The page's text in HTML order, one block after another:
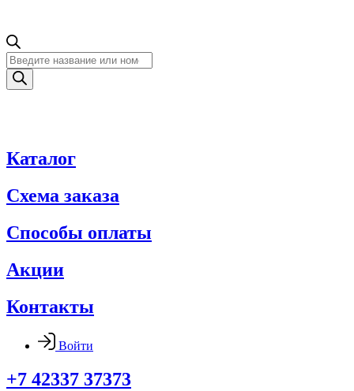
Поиск
товаров
Каталог
Схема заказа
Способы оплаты
Акции
Контакты
Войти
+7 42337 37373